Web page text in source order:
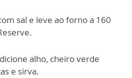
sal e leve ao forno a 160
alho, cheiro verde
e sirva.